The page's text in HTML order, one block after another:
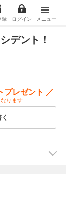
録 ログイン メニュー
デント！
プレゼント ／
ります